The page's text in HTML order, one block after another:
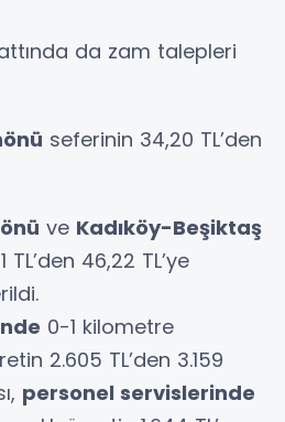
da zam talepleri
seferinin 34,20 TL’den
ve Kadıköy-Beşiktaş
TL’den 46,22 TL’ye
0-1 kilometre
2.605 TL’den 3.159
personel servislerinde